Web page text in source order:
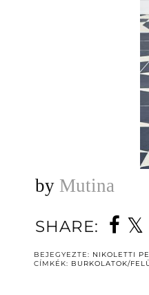
by Mutina
SHARE:
BEJEGYEZTE: NIKOLETTI
CÍMKÉK: BURKOLATOK/